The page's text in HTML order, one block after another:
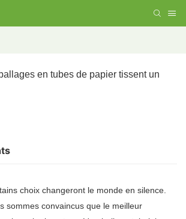
en tubes de papier tissent un
choix changeront le monde en silence.
sommes convaincus que le meilleur